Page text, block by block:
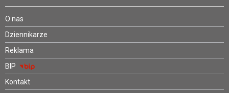
O nas
Dziennikarze
Reklama
BIP
Kontakt